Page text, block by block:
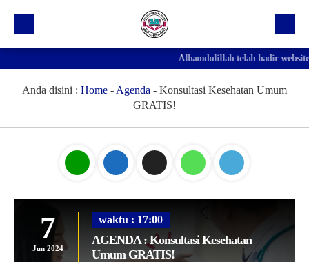
Profil Sekolah
Kegiatan Ekskul
Pengumuman
Agenda
Alhamdulillah telah hadir website
Anda disini : Home - Agenda - Konsultasi Kesehatan Umum
GRATIS!
7
Jun 2024
waktu : 17:00
AGENDA : Konsultasi Kesehatan
Umum GRATIS!